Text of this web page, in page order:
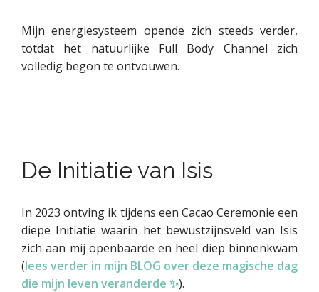
Mijn energiesysteem opende zich steeds verder,
totdat het natuurlijke Full Body Channel zich
volledig begon te ontvouwen.
De Initiatie van Isis
In 2023 ontving ik tijdens een Cacao Ceremonie een
diepe Initiatie waarin het bewustzijnsveld van Isis
zich aan mij openbaarde en heel diep binnenkwam
(lees verder in mijn BLOG over deze magische dag
die mijn leven veranderde ✨).